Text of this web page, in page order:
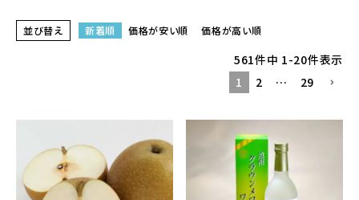
並び替え 新着順 価格が安い順 価格が高い順
561件中 1-20件表示
1
2 … 29